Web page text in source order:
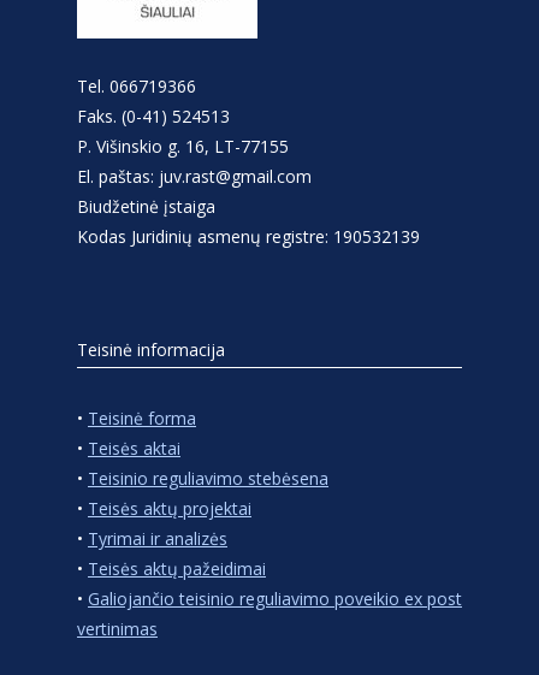
Tel. 066719366
Faks. (0-41) 524513
P. Višinskio g. 16, LT-77155
El. paštas: juv.rast@gmail.com
Biudžetinė įstaiga
Kodas Juridinių asmenų registre: 190532139
Teisinė informacija
• Teisinė forma
• Teisės aktai
• Teisinio reguliavimo stebėsena
• Teisės aktų projektai
• Tyrimai ir analizės
• Teisės aktų pažeidimai
• Galiojančio teisinio reguliavimo poveikio ex post
vertinimas